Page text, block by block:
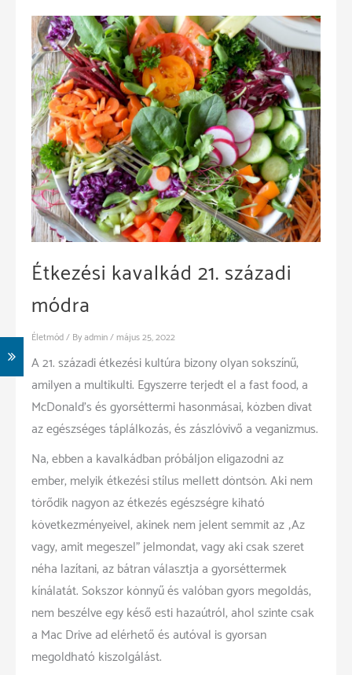
Étkezési kavalkád 21. századi
módra
Életmód/ Byadmin/május 25, 2022
A 21. századi étkezési kultúra bizony olyan sokszínű,
amilyen a multikulti. Egyszerre terjedt el a fast food, a
McDonald’s és gyorséttermi hasonmásai, közben divat
az egészséges táplálkozás, és zászlóvivő a veganizmus.
Na, ebben a kavalkádban próbáljon eligazodni az
ember, melyik étkezési stílus mellett döntsön. Aki nem
törődik nagyon az étkezés egészségre kiható
következményeivel, akinek nem jelent semmit az „Az
vagy, amit megeszel” jelmondat, vagy aki csak szeret
néha lazítani, az bátran választja a gyorséttermek
kínálatát. Sokszor könnyű és valóban gyors megoldás,
nem beszélve egy késő esti hazaútról, ahol szinte csak
a Mac Drive ad elérhető és autóval is gyorsan
megoldható kiszolgálást.